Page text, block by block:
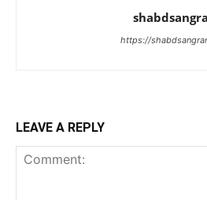
https://
LEAVE A REPLY